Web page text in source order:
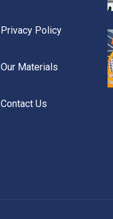
Privacy Policy
Our Materials
Contact Us